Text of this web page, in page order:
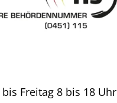
Freitag 8 bis 18 Uhr